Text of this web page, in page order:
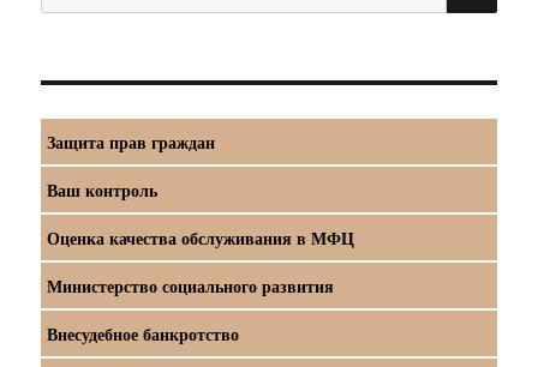
Защита прав граждан
Ваш контроль
Оценка качества обслуживания в МФЦ
Министерство социального развития
Внесудебное банкротство